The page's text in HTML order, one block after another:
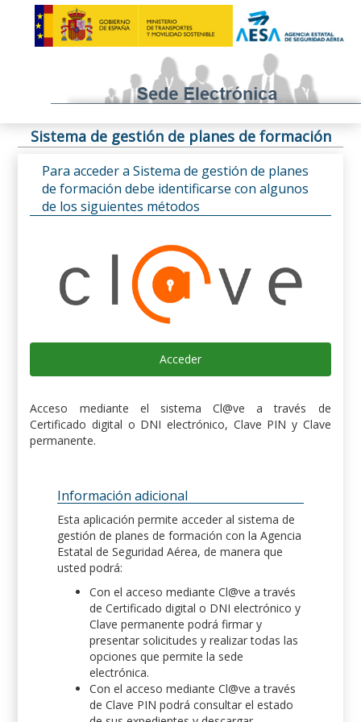
Sistema de gestión de planes de formación
Para acceder a Sistema de gestión de planes
de formación debe identificarse con algunos
de los siguientes métodos
Acceder
Acceso mediante el sistema Cl@ve a través de
Certificado digital o DNI electrónico, Clave PIN y Clave
permanente.
Información adicional
Esta aplicación permite acceder al sistema de
gestión de planes de formación con la Agencia
Estatal de Seguridad Aérea, de manera que
usted podrá:
Con el acceso mediante Cl@ve a través
de Certificado digital o DNI electrónico y
Clave permanente podrá firmar y
presentar solicitudes y realizar todas las
opciones que permite la sede
electrónica.
Con el acceso mediante Cl@ve a través
de Clave PIN podrá consultar el estado